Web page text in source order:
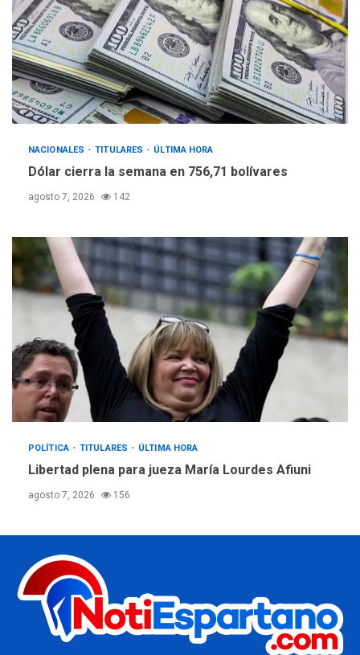
NACIONALES TITULARES ÚLTIMA HORA
Dólar cierra la semana en 756,71 bolívares
agosto 7, 2026 142
POLÍTICA TITULARES ÚLTIMA HORA
Libertad plena para jueza María Lourdes Afiuni
agosto 7, 2026 156